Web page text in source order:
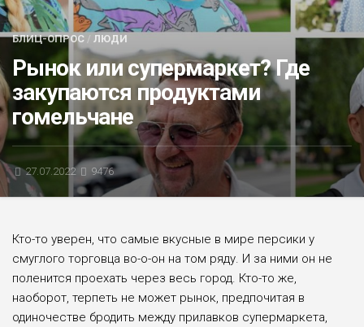
БЛИЦ-ОПРОС
АФИША
БЛИЦ-ОПРОС / ЛЮДИ
Рынок или супермаркет? Где
закупаются продуктами
гомельчане
27.07.2022 9476
Кто-то уверен, что самые вкусные в мире персики у
смуглого торгов­ца во-о-он на том ряду. И за ними он не
поленится проехать через весь город. Кто-то же,
наоборот, терпеть не может рынок, предпочитая в
одиночестве бродить между прилавков супермаркета,